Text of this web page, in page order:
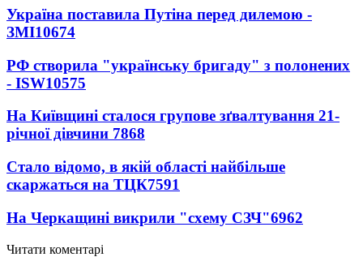
Україна поставила Путіна перед дилемою -
ЗМІ10674
РФ створила "українську бригаду" з полонених
- ISW10575
На Київщині сталося групове зґвалтування 21-
річної дівчини 7868
Стало відомо, в якій області найбільше
скаржаться на ТЦК7591
На Черкащині викрили "схему СЗЧ"6962
Читати коментарі